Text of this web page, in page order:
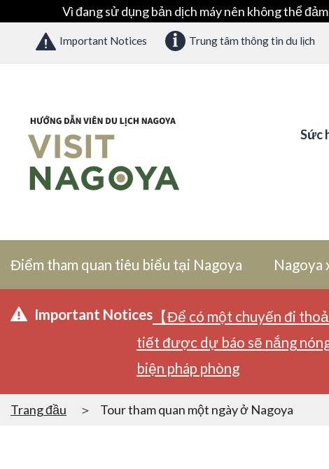
Vì đang sử dụng bản dịch máy nên không thể
Important Notices Trung tâm thông tin du lịch
Sức
Điểm tham quan tiêu biểu tại Nagoya Nagoya
Important Notices 【Để có một chuyến đi
tiết được dự báo sẽ nắng
biện pháp phòng
Trang đầu Tour tham quan một ngày ở Nagoya